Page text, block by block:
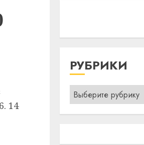
14
РУБРИКИ
Рубрики